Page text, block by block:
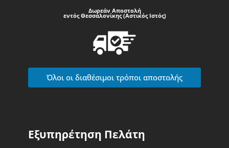
Δωρεάν Αποστολή
εντός Θεσσαλονίκης (Αστικός Ιστός)
Όλοι οι διαθέσιμοι τρόποι αποστολής
Εξυπηρέτηση Πελάτη